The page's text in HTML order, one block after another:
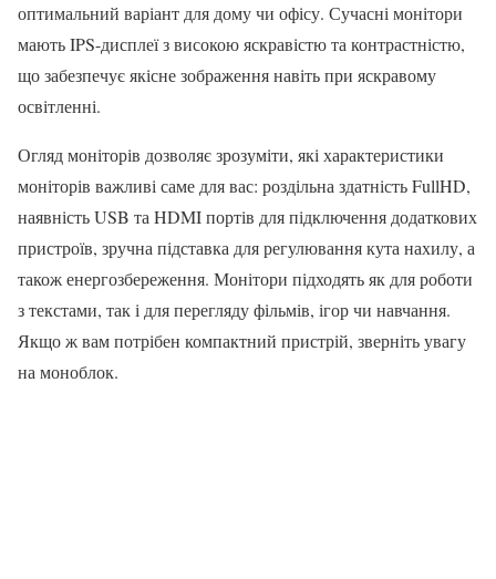
оптимальний варіант для дому чи офісу. Сучасні монітори
мають IPS-дисплеї з високою яскравістю та контрастністю,
що забезпечує якісне зображення навіть при яскравому
освітленні.
Огляд моніторів дозволяє зрозуміти, які характеристики
моніторів важливі саме для вас: роздільна здатність FullHD,
наявність USB та HDMI портів для підключення додаткових
пристроїв, зручна підставка для регулювання кута нахилу, а
також енергозбереження. Монітори підходять як для роботи
з текстами, так і для перегляду фільмів, ігор чи навчання.
Якщо ж вам потрібен компактний пристрій, зверніть увагу
на моноблок.